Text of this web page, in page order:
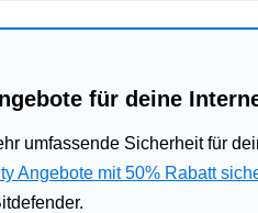
für deine
umfassende Sicherheit für
Angebote mit 50% Rabatt